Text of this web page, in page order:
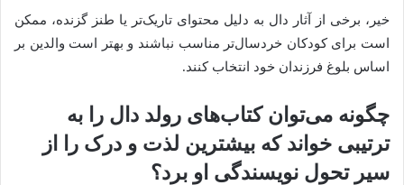
خیر، برخی از آثار دال به دلیل محتوای تاریک‌تر یا طنز گزنده، ممکن
است برای کودکان خردسال‌تر مناسب نباشند و بهتر است والدین بر
اساس بلوغ فرزندان خود انتخاب کنند.
چگونه می‌توان کتاب‌های رولد دال را به
ترتیبی خواند که بیشترین لذت و درک را از
سیر تحول نویسندگی او برد؟